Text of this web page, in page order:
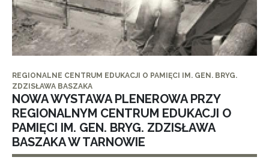
REGIONALNE CENTRUM EDUKACJI O PAMIĘCI IM. GEN. BRYG.
ZDZISŁAWA BASZAKA
NOWA WYSTAWA PLENEROWA PRZY
REGIONALNYM CENTRUM EDUKACJI O
PAMIĘCI IM. GEN. BRYG. ZDZISŁAWA
BASZAKA W TARNOWIE